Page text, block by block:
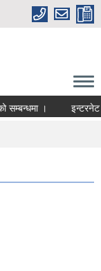
। इन्टरनेट